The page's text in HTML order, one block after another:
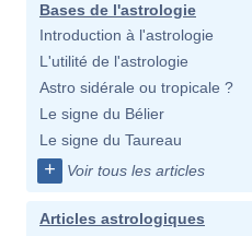
Bases de l'astrologie
Introduction à l'astrologie
L'utilité de l'astrologie
Astro sidérale ou tropicale ?
Le signe du Bélier
Le signe du Taureau
+ Voir tous les articles
Articles astrologiques